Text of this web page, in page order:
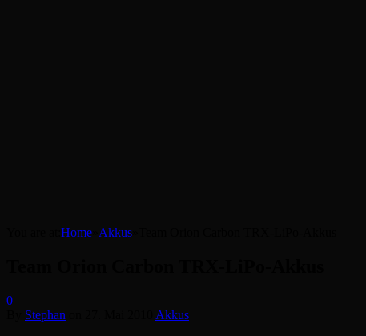
Home Akkus
0
Stephan Akkus